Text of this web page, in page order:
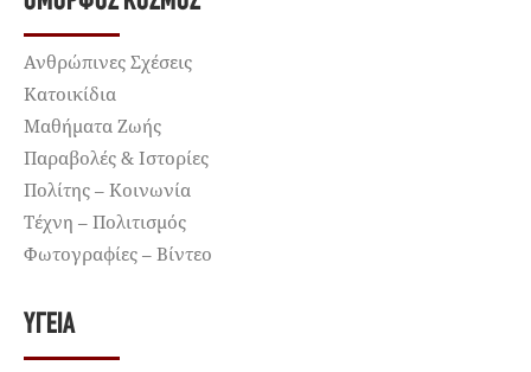
Ανθρώπινες Σχέσεις
Κατοικίδια
Μαθήματα Ζωής
Παραβολές & Ιστορίες
Πολίτης – Κοινωνία
Τέχνη – Πολιτισμός
Φωτογραφίες – Βίντεο
ΥΓΕΊΑ